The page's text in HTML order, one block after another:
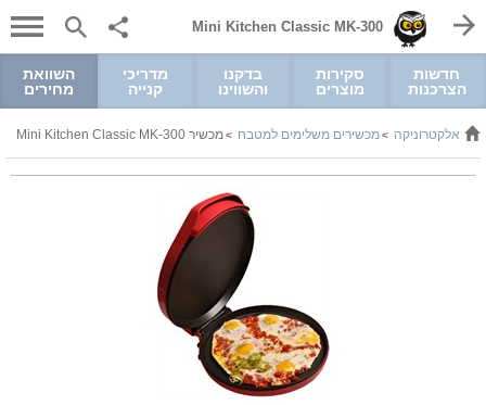
Mini Kitchen Classic MK-300
חדשות
הצרכנות
סקירות
מוצרים
בדקנו
והשווינו
מדריכי
קנייה
השוואת
מחירים
ואלקטרוניקה >מכשירים משלימים למטבח >מכשיר Mini Kitchen Classic MK-300